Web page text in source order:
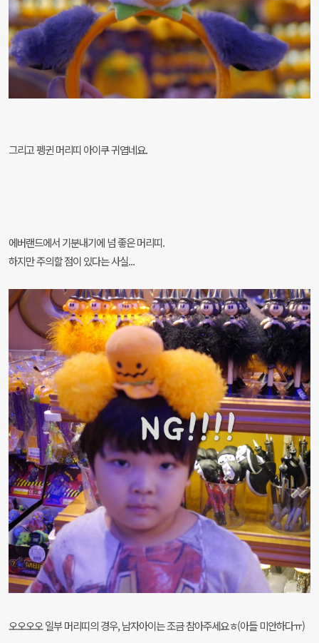
그리고 펭귄 머리띠 아이쿠 귀엽네요.
에버랜드에서 기분내기에 넘 좋은 머리띠.
하지만 주의할 점이 있다는 사실...
오오오오 일부 머리띠의 경우, 남자아이는 조금 참아주세요ㅎ(아들 미안하다ㅠ)